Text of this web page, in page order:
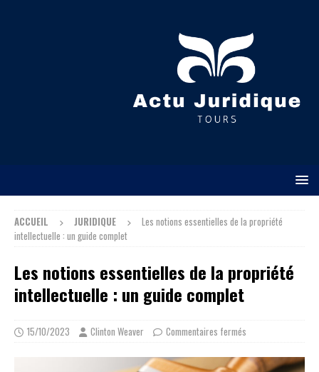
ACCUEIL JURIDIQUE
Les notions essentielles de la propriété
intellectuelle : un guide complet
Les notions essentielles de la propriété
intellectuelle : un guide complet
15/10/2023 Clinton Weaver Commentaires fermés